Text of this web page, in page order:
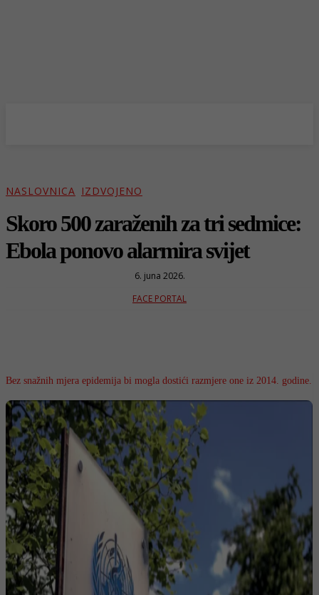
NASLOVNICA IZDVOJENO
Skoro 500 zaraženih za tri sedmice:
Ebola ponovo alarmira svijet
6. juna 2026.
FACE PORTAL
Bez snažnih mjera epidemija bi mogla dostići razmjere one iz 2014. godine.